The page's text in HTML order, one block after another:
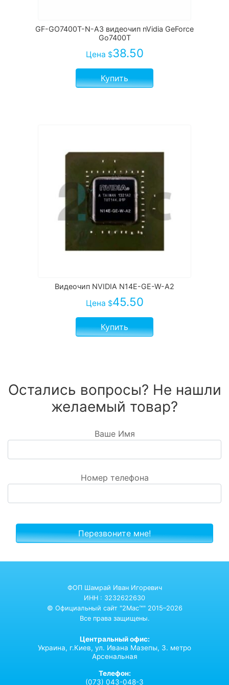
GF-GO7400T-N-A3 видеочип nVidia GeForce
Go7400T
Цена $38.50
Купить
Видеочип NVIDIA N14E-GE-W-A2
Цена $45.50
Купить
Остались вопросы? Не нашли
желаемый товар?
Ваше Имя
Номер телефона
ФОП Шамрай Иван Игоревич
ИНН : 3232622630
© Официальный сайт "2Mac™" 2015–2026
Все права защищены.
Центральный офис:
Украина, г.Киев, ул. Ивана Мазепы, 3. метро
Арсенальная
Телефон:
(073) 043-048-3